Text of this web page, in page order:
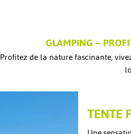
GLAMPING –
Profitez de la nature fascinante,
TENTE